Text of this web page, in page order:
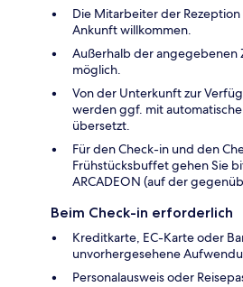
Die Mitarbeiter der
Ankunft willkommen.
Außerhalb der angegebenen
möglich.
Von der Unterkunft zur
werden ggf. mit
übersetzt.
Für den Check-in und den
Frühstücksbuffet gehen Sie
ARCADEON (auf der
Beim Check-in erforderlich
Kreditkarte, EC-Karte oder
unvorhergesehene
Personalausweis oder